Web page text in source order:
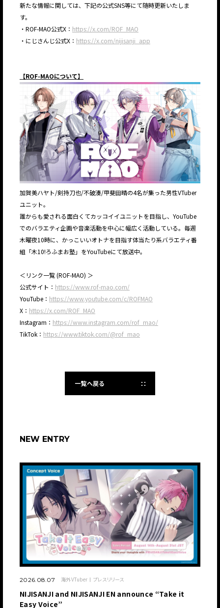
新たな情報に関しては、下記の公式SNS等にて随時更新いたしま
す。
・ROF-MAO公式X： https://x.com/ROF_MAO
・にじさんじ公式X： https://x.com/nijisanji_app
【ROF-MAOについて】
加賀美ハヤト/剣持刀也/不破湊/甲斐田晴の4名が集った男性VTuber
ユニット。
誰からも愛される面白くてカッコイイユニットを目指し、YouTube
でのバラエティ企画や音楽活動を中心に幅広く活動している。毎週
⽊曜夜10時に、かっこいいオトナを目指す体当たり系バラエティ番
組「木10!ろふまお塾」をYouTubeにて放送中。
＜リンク一覧 (ROF-MAO) ＞
公式サイト： https://www.rof-mao.com/
YouTube： https://www.youtube.com/c/ROFMAO
X： https://x.com/ROF_MAO
Instagram： https://www.instagram.com/rof_mao/
TikTok： https://www.tiktok.com/@rof_mao
一覧へ戻る
NEW ENTRY
2026.08.07 海外VTuber プレスリリース
NIJISANJI and NIJISANJI EN announce “Take it
Easy Voice”